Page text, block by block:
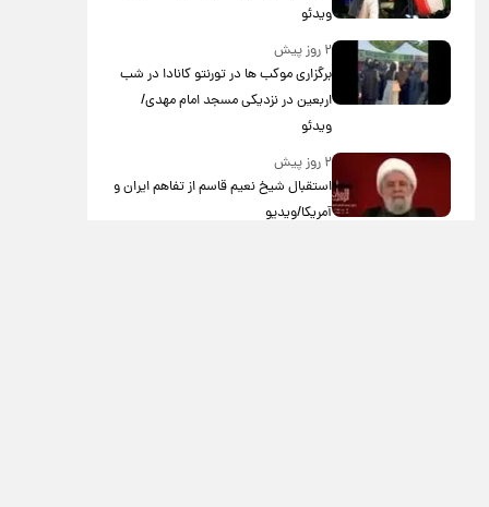
ویدئو
۲ روز پیش
برگزاری موکب ها در تورنتو کانادا در شب
اربعین در نزدیکی مسجد امام مهدی/
ویدئو
۲ روز پیش
استقبال شیخ نعیم قاسم از تفاهم ایران و
آمریکا/ویدیو